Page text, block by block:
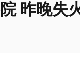
昨晚失